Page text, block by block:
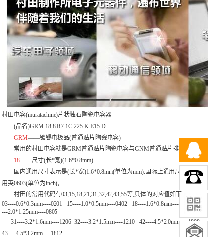
村田电容(muratachine)片状独石陶瓷电容器
(品名)GRM 18 8 R7 1C 225 K E15 D
GRM——镀锡电极品(普通贴片陶瓷电容)
常用的村田电容就是GRM普通贴片陶瓷电容与GNM普通贴片排容。
18——尺寸(长*宽)(1.6*0.8mm)
国内通用尺寸表示是(长*宽)1.6*0.8mm(单位为mm).国际上通用尺寸表示是
用英0603(单位为inch)，
村田的常用代码有03,15,18,21,31,32,42,43,55等,具体的对应值如下:
03----0.6*0.3mm----0201 15----1.0*0.5mm----0402 18----1.6*0.8mm----0603 21-
---2.0*1.25mm----0805
31----3.2*1.6mm----1206 32----3.2*1.5mm----1210 42----4.5*2.0mm----1808
43----4.5*3.2mm----1812